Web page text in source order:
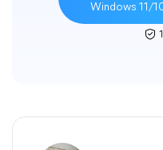
Windows 11/